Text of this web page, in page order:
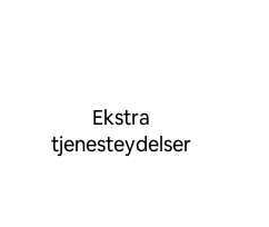
Ekstra
tjenesteydelser